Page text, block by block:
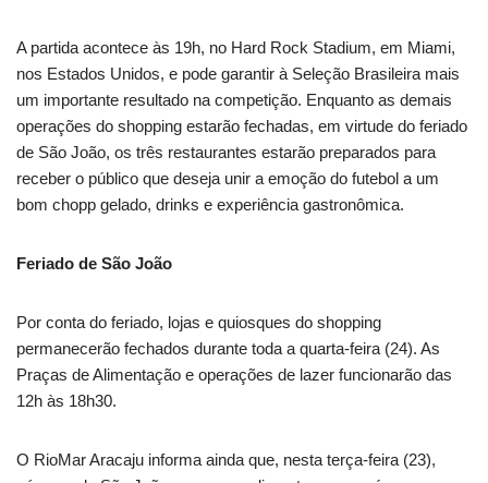
A partida acontece às 19h, no Hard Rock Stadium, em Miami,
nos Estados Unidos, e pode garantir à Seleção Brasileira mais
um importante resultado na competição. Enquanto as demais
operações do shopping estarão fechadas, em virtude do feriado
de São João, os três restaurantes estarão preparados para
receber o público que deseja unir a emoção do futebol a um
bom chopp gelado, drinks e experiência gastronômica.
Feriado de São João
Por conta do feriado, lojas e quiosques do shopping
permanecerão fechados durante toda a quarta-feira (24). As
Praças de Alimentação e operações de lazer funcionarão das
12h às 18h30.
O RioMar Aracaju informa ainda que, nesta terça-feira (23),